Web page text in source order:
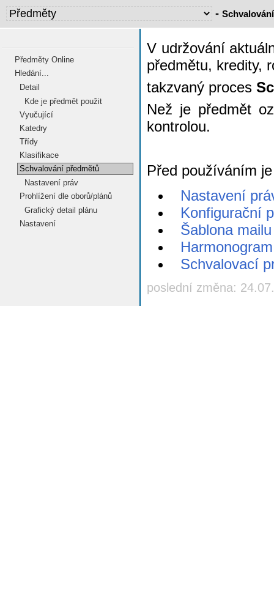
-
Předměty Online
Hledání...
Detail
Kde je předmět použit
Vyučující
Katedry
Třídy
Klasifikace
Schvalování předmětů
Nastavení práv
Prohlížení dle oborů/plánů
Grafický detail plánu
Nastavení
V udržování
předmětu, kredity,
takzvaný proces
Než je předmět
kontrolou.
Před používáním
Nastavení
Konfigurační
Šablona mailu
Harmonogram
Schvalovací
poslední změna: